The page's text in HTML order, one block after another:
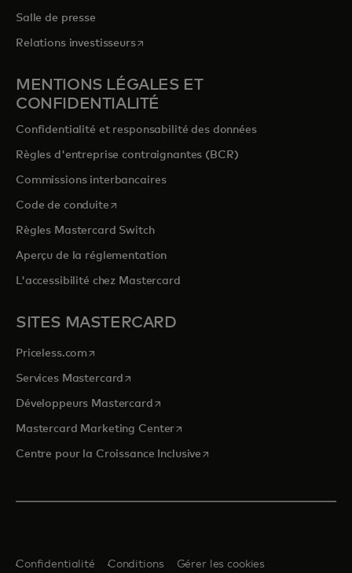
Salle de presse
Relations investisseurss’ouvre dans un nouvel onglet
MENTIONS LÉGALES ET
CONFIDENTIALITÉ
Confidentialité et responsabilité des données
Règles d'entreprise contraignantes (BCR)
Commissions interbancaires
Code de conduites’ouvre dans un nouvel onglet
Règles Mastercard Switch
Aperçu de la réglementation
L'accessibilité chez Mastercard
SITES MASTERCARD
Priceless.com s’ouvre dans un nouvel onglet
Services Mastercard s’ouvre dans un nouvel onglet
Développeurs Mastercards’ouvre dans un nouvel onglet
Mastercard Marketing Centers’ouvre dans un nouvel onglet
Centre pour la Croissance Inclusive s’ouvre dans un nouvel
Confidentialité Conditions Gérer les cookies